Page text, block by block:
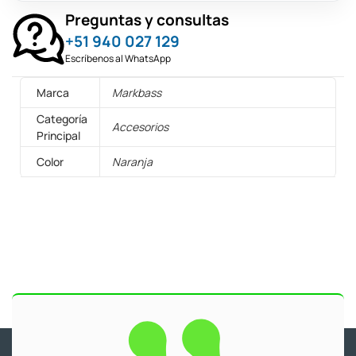
Preguntas y consultas
+51 940 027 129
Escríbenos al WhatsApp
Marca
Markbass
Categoría
Principal
Accesorios
Color Naranja